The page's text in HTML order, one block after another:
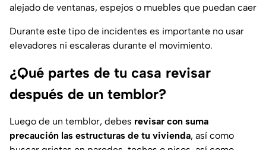
alejado de ventanas, espejos o muebles que puedan caer
Durante este tipo de incidentes es importante no usar
elevadores ni escaleras durante el movimiento.
¿Qué partes de tu casa revisar
después de un temblor?
Luego de un temblor, debes revisar con suma
precaución las estructuras de tu vivienda, así como